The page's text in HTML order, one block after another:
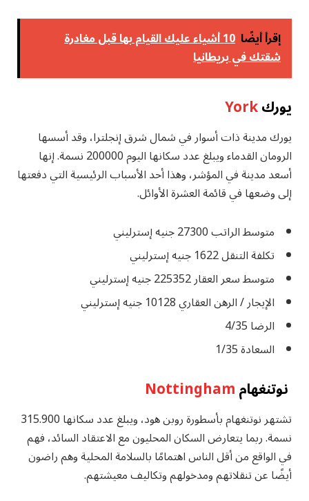
إقرأ أيضًا 10 أشياء عليك القيام بها قبل مغادرة
شقتك في بريطانيا
يوركYork
يورك مدينة ذات أسوار في شمال شرق إنجلترا، وقد أسسها
الرومان القدماء ويبلغ عدد سكانها اليوم 200000 نسمة. إنها
أسعد مدينة في المؤشر، وهذا أحد الأسباب الرئيسية التي دفعتها
إلى وضعها في قائمة العشرة الأوائل.
متوسط ​​الراتب 27300 جنيه إسترليني
تكلفة التنقل 1622 جنيه إسترليني
متوسط ​​سعر العقار 225352 جنيه إسترليني
الإيجار / الرهن العقاري 10128 جنيه إسترليني
الرضا 4/35
السعادة 1/35
نوتنغهامNottingham
تشتهر نوتنغهام بأسطورة روبن هود، ويبلغ عدد سكانها 315.900
نسمة. ربما يتعارض السكان المحليون مع الاعتقاد السائد، فهم
في الواقع من أقل الناس اهتمامًا بالسلامة المحلية وهم راضون
أيضًا عن تنقلاتهم ومدخولهم وتكاليف معيشتهم.